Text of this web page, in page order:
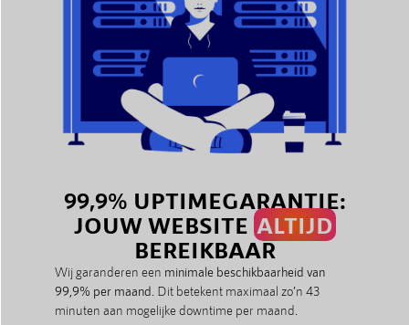
99,9% UPTIMEGARANTIE:
JOUW WEBSITE ALTIJD
BEREIKBAAR
Wij garanderen een minimale beschikbaarheid van
99,9% per maand . Dit betekent maximaal zo’n 43
minuten aan mogelijke downtime per maand.